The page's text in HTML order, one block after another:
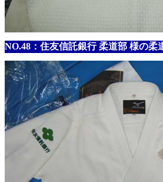
NO.48：住友信託銀行 柔道部 様の柔